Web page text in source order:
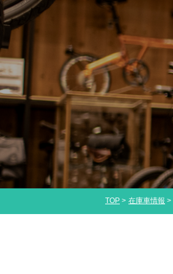
TOP 在庫車情報